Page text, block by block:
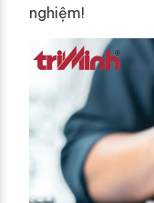
nghiệm!